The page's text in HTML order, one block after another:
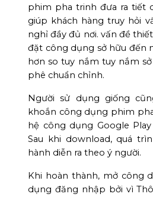
phim pha trinh đưa ra tiết
giúp khách hàng truy hỏi
nghỉ đầy đủ nơi. vấn đề
đặt công dụng sở hữu đến
hơn so tuy nắm tuy nắm
phê chuẩn chỉnh.
Người sử dụng giống
khoắn công dụng phim
hệ công dụng Google
Sau khi download, quá
hành diễn ra theo ý người.
Khi hoàn thành, mở công
dụng đăng nhập bởi vì